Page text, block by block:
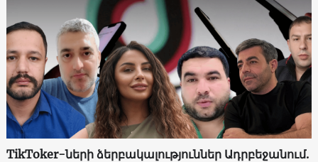
TikToker-ների ձերբակալություններ Ադրբեջանում.